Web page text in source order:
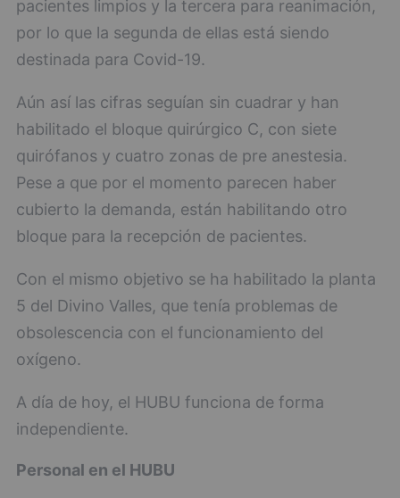
pacientes limpios y la tercera para reanimación,
por lo que la segunda de ellas está siendo
destinada para Covid-19.
Aún así las cifras seguían sin cuadrar y han
habilitado el bloque quirúrgico C, con siete
quirófanos y cuatro zonas de pre anestesia.
Pese a que por el momento parecen haber
cubierto la demanda, están habilitando otro
bloque para la recepción de pacientes.
Con el mismo objetivo se ha habilitado la planta
5 del Divino Valles, que tenía problemas de
obsolescencia con el funcionamiento del
oxígeno.
A día de hoy, el HUBU funciona de forma
independiente.
Personal en el HUBU